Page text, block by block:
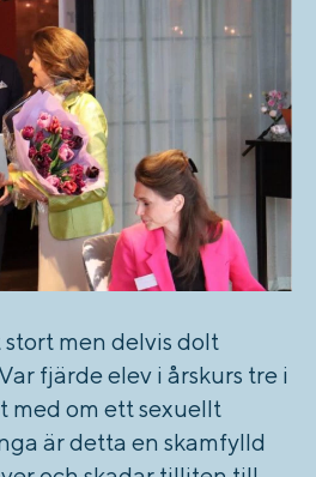
men delvis dolt
fjärde elev i årskurs tre i
med om ett sexuellt
är detta en skamfylld